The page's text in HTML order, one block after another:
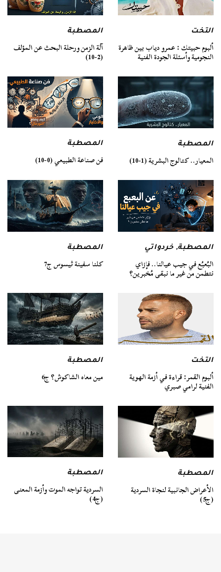
التخت
ألبوم حبيتك : عمرو دياب بين ظاهرة
النجومية وأسئلة الجودة الفنية
المصطبة
آلة الزمن ورحلة البحث عن المؤلف
(2-10)
المصطبة
المعيار.. كتالوج البشرية (1-10)
المصطبة
فن صناعة الطبيعي (0-10)
المصطبة,خردواتي
البُعبُع في جيب عيالنا.. فإزاي
نتطمن من غير ما نبقى مُخبرين؟
المصطبة
كلنا سفينة ثيسوس ج7
التخت
ألبوم القمر: قراءة في أزمة الهوية
الفنية لرامي صبري
المصطبة
مين معاه الشاكوش؟ ج6
المصطبة
الأعراض الجانبية لنجاة السردية
(ج5)
المصطبة
السردية تواجه الموت وأزمة المعنى
(ج4)